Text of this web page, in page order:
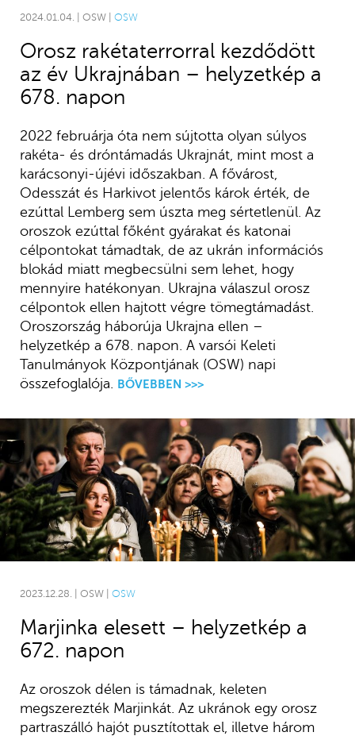
2024.01.04. | OSW | OSW
Orosz rakétaterrorral kezdődött
az év Ukrajnában – helyzetkép a
678. napon
2022 februárja óta nem sújtotta olyan súlyos
rakéta- és dróntámadás Ukrajnát, mint most a
karácsonyi-újévi időszakban. A fővárost,
Odesszát és Harkivot jelentős károk érték, de
ezúttal Lemberg sem úszta meg sértetlenül. Az
oroszok ezúttal főként gyárakat és katonai
célpontokat támadtak, de az ukrán információs
blokád miatt megbecsülni sem lehet, hogy
mennyire hatékonyan. Ukrajna válaszul orosz
célpontok ellen hajtott végre tömegtámadást.
Oroszország háborúja Ukrajna ellen –
helyzetkép a 678. napon. A varsói Keleti
Tanulmányok Központjának (OSW) napi
összefoglalója. BŐVEBBEN >>>
2023.12.28. | OSW | OSW
Marjinka elesett – helyzetkép a
672. napon
Az oroszok délen is támadnak, keleten
megszerezték Marjinkát. Az ukránok egy orosz
partraszálló hajót pusztítottak el, illetve három